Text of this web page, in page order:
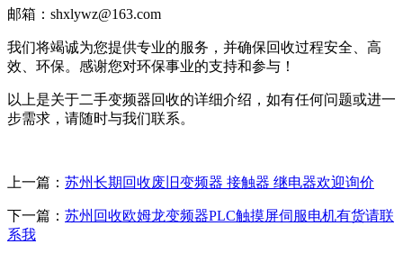
邮箱：shxlywz@163.com
我们将竭诚为您提供专业的服务，并确保回收过程安全、高
效、环保。感谢您对环保事业的支持和参与！
以上是关于二手变频器回收的详细介绍，如有任何问题或进一
步需求，请随时与我们联系。
上一篇： 苏州长期回收废旧变频器 接触器 继电器欢迎询价
下一篇： 苏州回收欧姆龙变频器PLC触摸屏伺服电机有货请联
系我